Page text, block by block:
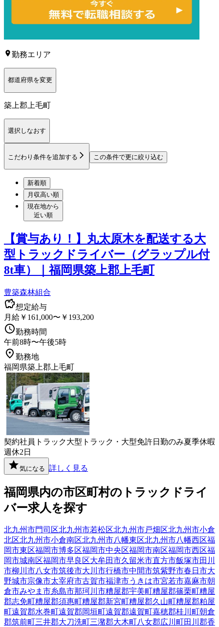
勤務エリア
都道府県を変更
築上郡上毛町
選択しなおす
こだわり条件を追加する この条件で更に絞り込む
新着順
月収高い順
現在地から
近い順
【賞与あり！】丸太原木を配送する大
型トラックドライバー（グラップル付
8t車）｜福岡県築上郡上毛町
豊築森林組合
想定給与
月給￥161,000〜￥193,200
勤務時間
午前8時〜午後5時
勤務地
福岡県築上郡上毛町
契約社員 トラック大型トラック・大型免許日勤のみ夏季休暇
週休2日
気になる 詳しく見る
福岡県内の市区町村の トラック ドライ
バー求人を探す
北九州市門司区北九州市若松区北九州市戸畑区北九州市小倉
北区北九州市小倉南区北九州市八幡東区北九州市八幡西区福
岡市東区福岡市博多区福岡市中央区福岡市南区福岡市西区福
岡市城南区福岡市早良区大牟田市久留米市直方市飯塚市田川
市柳川市八女市筑後市大川市行橋市中間市筑紫野市春日市大
野城市宗像市太宰府市古賀市福津市うきは市宮若市嘉麻市朝
倉市みやま市糸島市那珂川市糟屋郡宇美町 糟屋郡篠栗町 糟屋
郡志免町 糟屋郡須惠町 糟屋郡新宮町 糟屋郡久山町 糟屋郡粕屋
町 遠賀郡水巻町 遠賀郡岡垣町 遠賀郡遠賀町 嘉穂郡桂川町 朝倉
郡筑前町 三井郡大刀洗町 三潴郡大木町 八女郡広川町
田川郡香